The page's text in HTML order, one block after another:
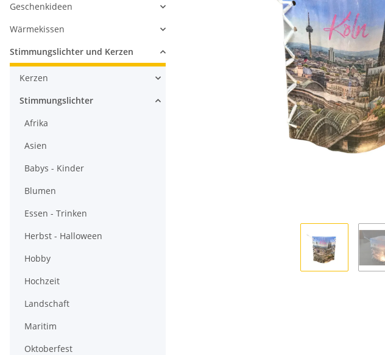
Geschenkideen
Wärmekissen
Stimmungslichter und Kerzen
Kerzen
Stimmungslichter
Afrika
Asien
Babys - Kinder
Blumen
Essen - Trinken
Herbst - Halloween
Hobby
Hochzeit
Landschaft
Maritim
Oktoberfest